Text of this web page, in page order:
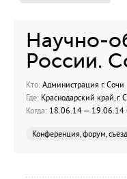
Научно-
России.
Кто: Администрация г. Сочи
Где: Краснодарский край, г.
Когда: 18.06.14 — 19.06.14
Конференция, форум, съезд